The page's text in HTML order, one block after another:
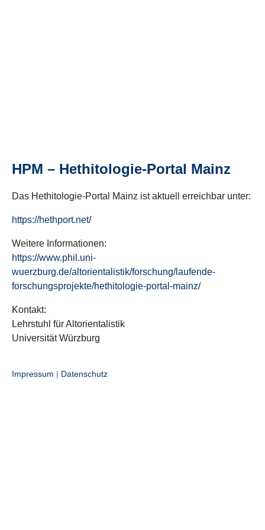
HPM – Hethitologie-Portal Mainz
Das Hethitologie-Portal Mainz ist aktuell erreichbar unter:
https://hethport.net/
Weitere Informationen:
https://www.phil.uni-
wuerzburg.de/altorientalistik/forschung/laufende-
forschungsprojekte/hethitologie-portal-mainz/
Kontakt:
Lehrstuhl für Altorientalistik
Universität Würzburg
Impressum | Datenschutz